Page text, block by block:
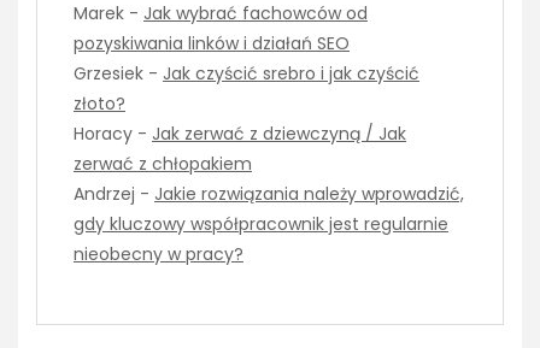
Marek - Jak wybrać fachowców od
pozyskiwania linków i działań SEO
Grzesiek - Jak czyścić srebro i jak czyścić
złoto?
Horacy - Jak zerwać z dziewczyną / Jak
zerwać z chłopakiem
Andrzej - Jakie rozwiązania należy wprowadzić,
gdy kluczowy współpracownik jest regularnie
nieobecny w pracy?